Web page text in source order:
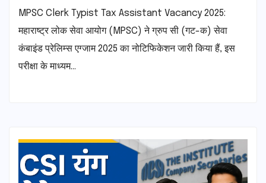
MPSC Clerk Typist Tax Assistant Vacancy 2025:
महाराष्ट्र लोक सेवा आयोग (MPSC) ने ग्रुप सी (गट-क) सेवा
कंबाइंड प्रेलिम्स एग्जाम 2025 का नोटिफिकेशन जारी किया हैं, इस
परीक्षा के माध्यम…